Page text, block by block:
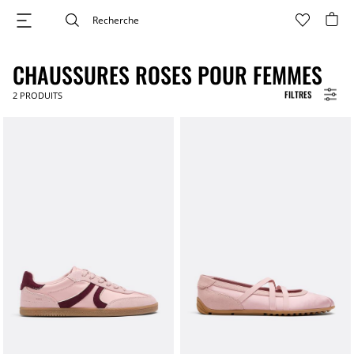
FILTRES
CHAUSSURES ROSES POUR FEMMES
2 PRODUITS